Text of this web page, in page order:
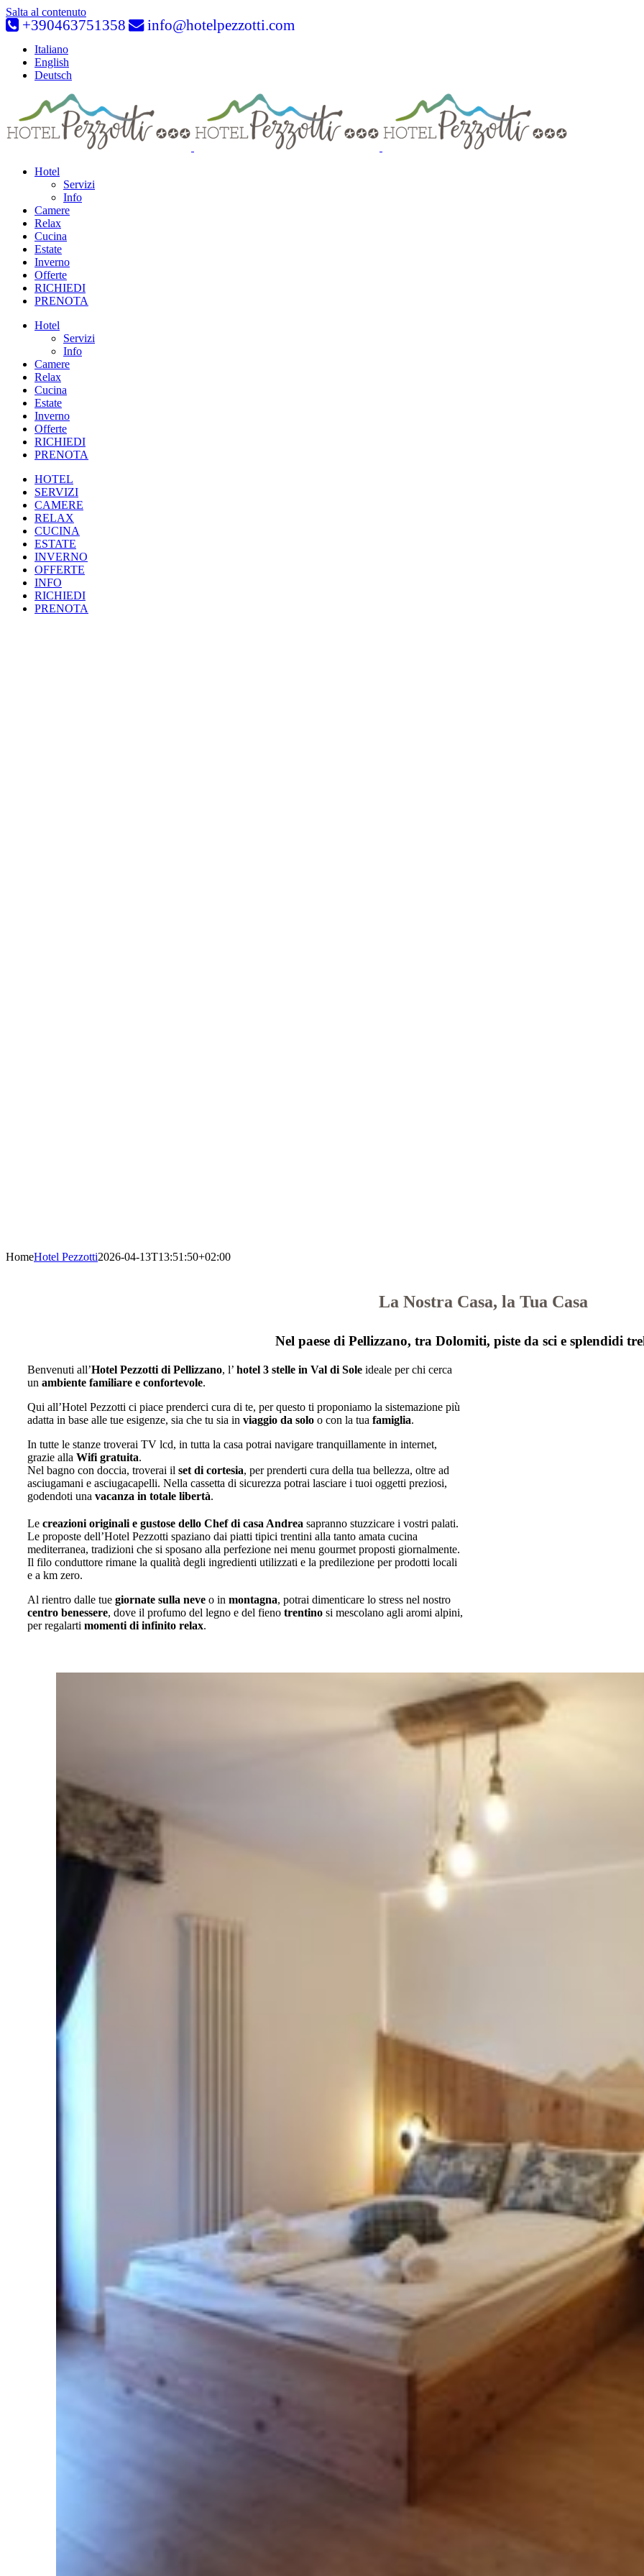
Salta al contenuto
+390463751358 info@hotelpezzotti.com
Italiano
English
Deutsch
Hotel
Servizi
Info
Camere
Relax
Cucina
Estate
Inverno
Offerte
RICHIEDI
PRENOTA
Hotel
Servizi
Info
Camere
Relax
Cucina
Estate
Inverno
Offerte
RICHIEDI
PRENOTA
HOTEL
SERVIZI
CAMERE
RELAX
CUCINA
ESTATE
INVERNO
OFFERTE
INFO
RICHIEDI
PRENOTA
HomeHotel Pezzotti2026-04-13T13:51:50+02:00
La Nostra Casa, la Tua Casa
Nel paese di Pellizzano, tra Dolomiti, piste da sci e splendidi
Benvenuti all’Hotel Pezzotti di Pellizzano, l’ hotel 3 stelle in Val di Sole ideale per chi cerca
un ambiente familiare e confortevole.
Qui all’Hotel Pezzotti ci piace prenderci cura di te, per questo ti proponiamo la sistemazione più
adatta in base alle tue esigenze, sia che tu sia in viaggio da solo o con la tua famiglia.
In tutte le stanze troverai TV lcd, in tutta la casa potrai navigare tranquillamente in internet,
grazie alla Wifi gratuita.
Nel bagno con doccia, troverai il set di cortesia, per prenderti cura della tua bellezza, oltre ad
asciugamani e asciugacapelli. Nella cassetta di sicurezza potrai lasciare i tuoi oggetti preziosi,
godendoti una vacanza in totale libertà.
Le creazioni originali e gustose dello Chef di casa Andrea sapranno stuzzicare i vostri palati.
Le proposte dell’Hotel Pezzotti spaziano dai piatti tipici trentini alla tanto amata cucina
mediterranea, tradizioni che si sposano alla perfezione nei menu gourmet proposti giornalmente.
Il filo conduttore rimane la qualità degli ingredienti utilizzati e la predilezione per prodotti locali
e a km zero.
Al rientro dalle tue giornate sulla neve o in montagna, potrai dimenticare lo stress nel nostro
centro benessere, dove il profumo del legno e del fieno trentino si mescolano agli aromi alpini,
per regalarti momenti di infinito relax.